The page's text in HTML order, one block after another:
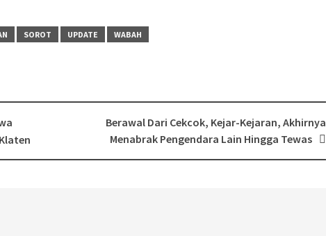
SOROT UPDATE WABAH
Berawal Dari Cekcok, Kejar-Kejaran, Akhirnya
Menabrak Pengendara Lain Hingga Tewas